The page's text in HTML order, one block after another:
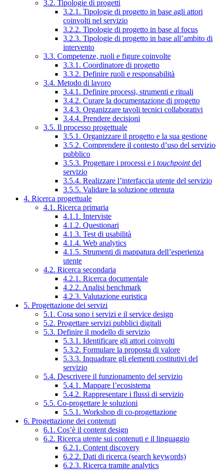
3.2. Tipologie di progetti
3.2.1. Tipologie di progetto in base agli attori
coinvolti nel servizio
3.2.2. Tipologie di progetto in base al focus
3.2.3. Tipologie di progetto in base all’ambito di
intervento
3.3. Competenze, ruoli e figure coinvolte
3.3.1. Coordinatore di progetto
3.3.2. Definire ruoli e responsabilità
3.4. Metodo di lavoro
3.4.1. Definire processi, strumenti e rituali
3.4.2. Curare la documentazione di progetto
3.4.3. Organizzare tavoli tecnici collaborativi
3.4.4. Prendere decisioni
3.5. Il processo progettuale
3.5.1. Organizzare il progetto e la sua gestione
3.5.2. Comprendere il contesto d’uso del servizio
pubblico
3.5.3. Progettare i processi e i touchpointdel
servizio
3.5.4. Realizzare l’interfaccia utente del servizio
3.5.5. Validare la soluzione ottenuta
4. Ricerca progettuale
4.1. Ricerca primaria
4.1.1. Interviste
4.1.2. Questionari
4.1.3. Test di usabilità
4.1.4. Web analytics
4.1.5. Strumenti di mappatura dell’esperienza
utente
4.2. Ricerca secondaria
4.2.1. Ricerca documentale
4.2.2. Analisi benchmark
4.2.3. Valutazione euristica
5. Progettazione dei servizi
5.1. Cosa sono i servizi e il service design
5.2. Progettare servizi pubblici digitali
5.3. Definire il modello di servizio
5.3.1. Identificare gli attori coinvolti
5.3.2. Formulare la proposta di valore
5.3.3. Inquadrare gli elementi costitutivi del
servizio
5.4. Descrivere il funzionamento del servizio
5.4.1. Mappare l’ecosistema
5.4.2. Rappresentare i flussi di servizio
5.5. Co-progettare le soluzioni
5.5.1. Workshop di co-progettazione
6. Progettazione dei contenuti
6.1. Cos’è il content design
6.2. Ricerca utente sui contenuti e il linguaggio
6.2.1. Content discovery
6.2.2. Dati di ricerca (search keywords)
6.2.3. Ricerca tramite analytics